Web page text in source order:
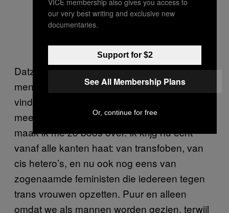
Datzelfde gevoel krijg ik bij opiniestukken van
mensen die van alles van het wetsvoorstel
vinden, maar die zelf nooit hebben
meegemaakt hoe het is om trans te zijn. Daar
maak ik me zo boos over. Ik krijg nu echt
vanaf alle kanten haat: van transfoben, van
cis hetero’s, en nu ook nog eens van
zogenaamde feministen die iedereen tegen
trans vrouwen opzetten. Puur en alleen
omdat we als mannen worden gezien, terwijl
our very best writing and exclusive new
documentaries.
Support for $2
See All Membership Plans
Or, continue for free